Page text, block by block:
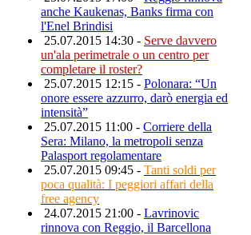
anche Kaukenas, Banks firma con
l'Enel Brindisi
25.07.2015 14:30 - Serve davvero
un'ala perimetrale o un centro per
completare il roster?
25.07.2015 12:15 - Polonara: “Un
onore essere azzurro, darò energia ed
intensità”
25.07.2015 11:00 - Corriere della
Sera: Milano, la metropoli senza
Palasport regolamentare
25.07.2015 09:45 - Tanti soldi per
poca qualità: I peggiori affari della
free agency
24.07.2015 21:00 - Lavrinovic
rinnova con Reggio, il Barcellona